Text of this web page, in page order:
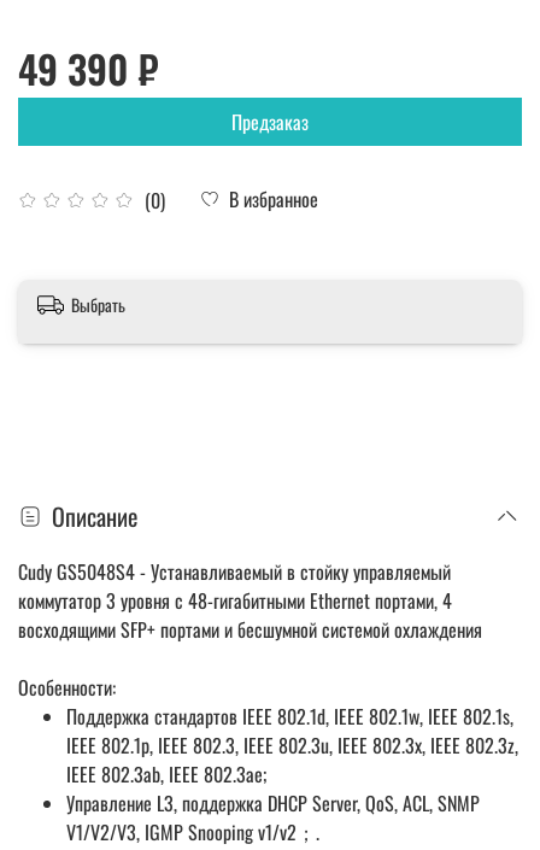
(0) В избранное
49 390 ₽
Предзаказ
Выбрать
Описание
Cudy GS5048S4 - Устанавливаемый в стойку управляемый
коммутатор 3 уровня с 48-гигабитными Ethernet портами, 4
восходящими SFP+ портами и бесшумной системой охлаждения
Особенности:
Поддержка стандартов IEEE 802.1d, IEEE 802.1w, IEEE 802.1s,
IEEE 802.1p, IEEE 802.3, IEEE 802.3u, IEEE 802.3x, IEEE 802.3z,
IEEE 802.3ab, IEEE 802.3ae;
Управление L3, поддержка DHCP Server, QoS, ACL, SNMP
V1/V2/V3, IGMP Snooping v1/v2；.